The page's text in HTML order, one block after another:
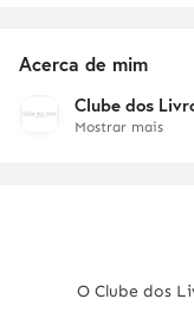
Acerca de mim
Clube dos
Mostrar mais
O Clube dos